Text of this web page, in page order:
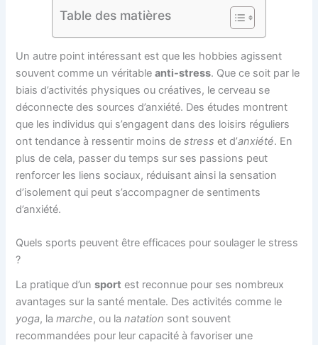
Table des matières
Un autre point intéressant est que les hobbies agissent
souvent comme un véritableanti-stress. Que ce soit par le
biais d’activités physiques ou créatives, le cerveau se
déconnecte des sources d’anxiété. Des études montrent
que les individus qui s’engagent dans des loisirs réguliers
ont tendance à ressentir moins destress et d’anxiété. En
plus de cela, passer du temps sur ses passions peut
renforcer les liens sociaux, réduisant ainsi la sensation
d’isolement qui peut s’accompagner de sentiments
d’anxiété.
Quels sports peuvent être efficaces pour soulager le stress
?
La pratique d’unsport est reconnue pour ses nombreux
avantages sur la santé mentale. Des activités comme le
yoga, lamarche, ou lanatation sont souvent
recommandées pour leur capacité à favoriser une